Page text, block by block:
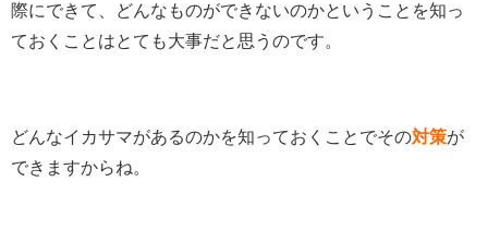
際にできて、どんなものができないのかということを知っ
ておくことはとても大事だと思うのです。
どんなイカサマがあるのかを知っておくことでその対策が
できますからね。